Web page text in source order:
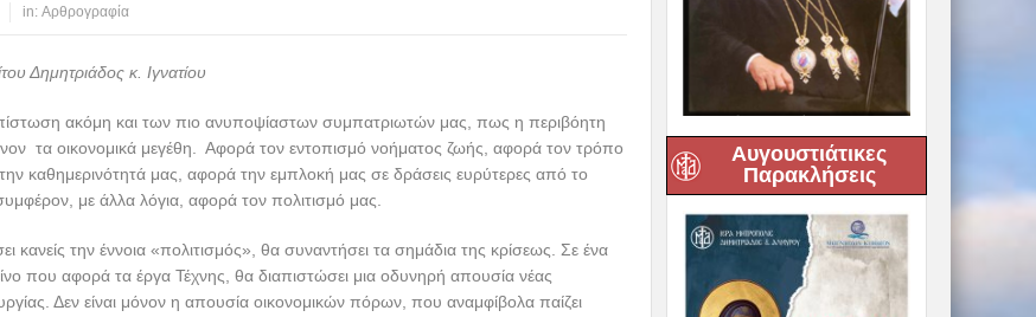
in: Αρθρογραφία
Δημητριάδος κ. Ιγνατίου
ακόμη και των πιο ανυποψίαστων συμπατριωτών μας, πως η περιβόητη
τα οικονομικά μεγέθη. Αφορά τον εντοπισμό νοήματος ζωής, αφορά τον τρόπο
καθημερινότητά μας, αφορά την εμπλοκή μας σε δράσεις ευρύτερες από το
με άλλα λόγια, αφορά τον πολιτισμό μας.
κανείς την έννοια «πολιτισμός», θα συναντήσει τα σημάδια της κρίσεως. Σε ένα
που αφορά τα έργα Τέχνης, θα διαπιστώσει μια οδυνηρή απουσία νέας
Δεν είναι μόνον η απουσία οικονομικών πόρων, που αναμφίβολα παίζει
Αυγουστιάτικες
Παρακλήσεις